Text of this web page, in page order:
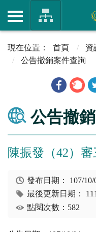
首頁 資
公告撤銷案件查詢
公告撤
陳振發（42）
發布日期： 107/10/
最後更新日期：
點閱次數：582